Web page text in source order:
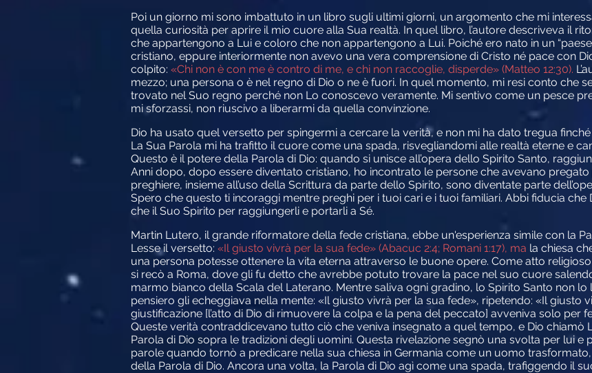
Poi un giorno mi sono imbattuto in un libro sugli ultimi giorni, un argomento che mi
quella curiosità per aprire il mio cuore alla Sua realtà. In quel libro, l’autore descriveva il
che appartengono a Lui e coloro che non appartengono a Lui. Poiché ero nato in un
cristiano, eppure interiormente non avevo una vera comprensione di Cristo né pace con
colpito: «Chi non è con me è contro di me, e chi non raccoglie, disperde» (Matteo 12:30).
mezzo; una persona o è nel regno di Dio o ne è fuori. In quel momento, mi resi conto che
trovato nel Suo regno perché non Lo conoscevo veramente. Mi sentivo come un pesce
mi sforzassi, non riuscivo a liberarmi da quella convinzione.
Dio ha usato quel versetto per spingermi a cercare la verità, e non mi ha dato tregua
La Sua Parola mi ha trafitto il cuore come una spada, risvegliandomi alle realtà eterne e
Questo è il potere della Parola di Dio: quando si unisce all’opera dello Spirito Santo,
Anni dopo, dopo essere diventato cristiano, ho incontrato le persone che avevano
preghiere, insieme all’uso della Scrittura da parte dello Spirito, sono diventate parte
Spero che questo ti incoraggi mentre preghi per i tuoi cari e i tuoi familiari. Abbi fiducia che
che il Suo Spirito per raggiungerli e portarli a Sé.
Martin Lutero, il grande riformatore della fede cristiana, ebbe un'esperienza simile con la
Lesse il versetto: «Il giusto vivrà per la sua fede» (Abacuc 2:4; Romani 1:17), ma la chiesa
una persona potesse ottenere la vita eterna attraverso le buone opere. Come atto
si recò a Roma, dove gli fu detto che avrebbe potuto trovare la pace nel suo cuore
marmo bianco della Scala del Laterano. Mentre saliva ogni gradino, lo Spirito Santo non
pensiero gli echeggiava nella mente: «Il giusto vivrà per la sua fede», ripetendo: «Il giusto
giustificazione [l’atto di Dio di rimuovere la colpa e la pena del peccato] avveniva solo per
Queste verità contraddicevano tutto ciò che veniva insegnato a quel tempo, e Dio chiamò
Parola di Dio sopra le tradizioni degli uomini. Questa rivelazione segnò una svolta per lui
parole quando tornò a predicare nella sua chiesa in Germania come un uomo
della Parola di Dio. Ancora una volta, la Parola di Dio agì come una spada, trafiggendo il